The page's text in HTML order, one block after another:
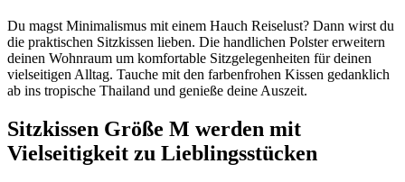
Du magst Minimalismus mit einem Hauch Reiselust? Dann wirst du
die praktischen Sitzkissen lieben. Die handlichen Polster erweitern
deinen Wohnraum um komfortable Sitzgelegenheiten für deinen
vielseitigen Alltag. Tauche mit den farbenfrohen Kissen gedanklich
ab ins tropische Thailand und genieße deine Auszeit.
Sitzkissen Größe M werden mit
Vielseitigkeit zu Lieblingsstücken